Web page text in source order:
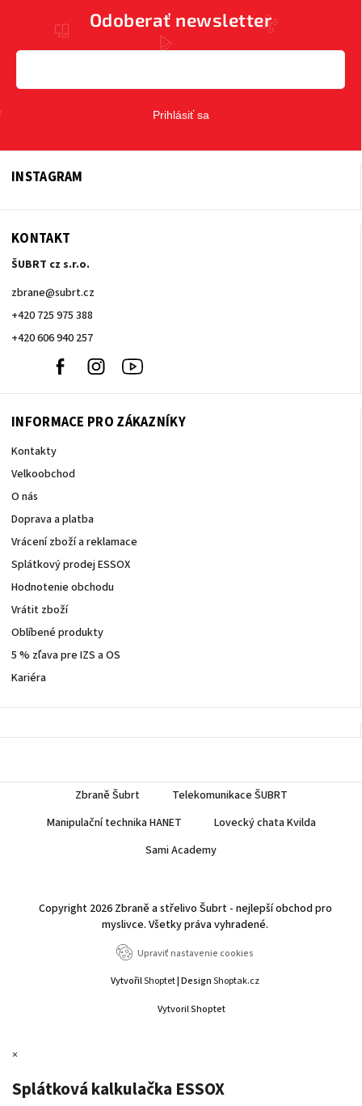
Odoberať newsletter
Prihlásiť sa
INSTAGRAM
KONTAKT
ŠUBRT cz s.r.o.
zbrane@subrt.cz
+420 725 975 388
+420 606 940 257
+420
940
Facebook Instagram
INFORMACE PRO ZÁKAZNÍKY
Kontakty
Velkoobchod
O nás
Doprava a platba
Vrácení zboží a reklamace
Splátkový prodej ESSOX
Hodnotenie obchodu
Vrátit zboží
Oblíbené produkty
5 % zľava pre IZS a OS
Kariéra
Zbraně Šubrt
Telekomunikace ŠUBRT
Manipulační technika HANET
Lovecký chata Kvilda
Sami Academy
Vytvoril Shoptet
Copyright 2026 Zbraně a střelivo Šubrt - nejlepší obchod pro
myslivce. Všetky práva vyhradené.
Upraviť nastavenie cookies
VytvořilShoptet| DesignShoptak.cz
×
Splátková kalkulačka ESSOX